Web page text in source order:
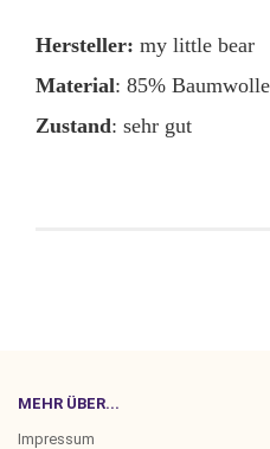
Hersteller: my little bear
Material: 85%
Zustand: sehr gut
MEHR ÜBER...
Impressum